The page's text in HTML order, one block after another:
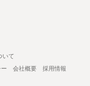
いて
会社概要
採用情報